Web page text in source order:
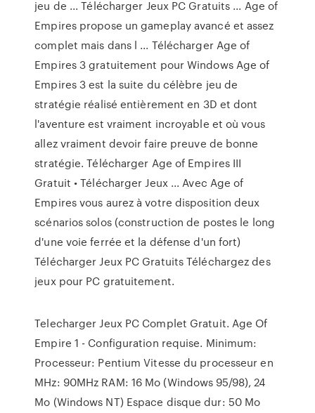
jeu de ... Télécharger Jeux PC Gratuits ... Age of
Empires propose un gameplay avancé et assez
complet mais dans l ... Télécharger Age of
Empires 3 gratuitement pour Windows Age of
Empires 3 est la suite du célèbre jeu de
stratégie réalisé entièrement en 3D et dont
l'aventure est vraiment incroyable et où vous
allez vraiment devoir faire preuve de bonne
stratégie. Télécharger Age of Empires III
Gratuit • Télécharger Jeux ... Avec Age of
Empires vous aurez à votre disposition deux
scénarios solos (construction de postes le long
d'une voie ferrée et la défense d'un fort)
Télécharger Jeux PC Gratuits Téléchargez des
jeux pour PC gratuitement.
Telecharger Jeux PC Complet Gratuit. Age Of
Empire 1 - Configuration requise. Minimum:
Processeur: Pentium Vitesse du processeur en
MHz: 90MHz RAM: 16 Mo (Windows 95/98), 24
Mo (Windows NT) Espace disque dur: 50 Mo